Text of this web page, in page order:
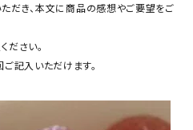
だき、本文に商品の感想やご要望をご
ださい。
記入いただけます。